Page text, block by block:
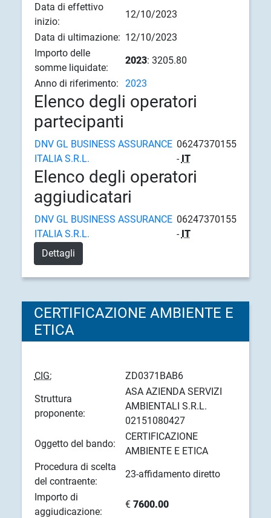
Data di effettivo
inizio:
12/10/2023
Data di ultimazione: 12/10/2023
Importo delle
somme liquidate:
2023: 3205.80
Anno di riferimento:
2023
Elenco degli operatori
partecipanti
DNV GL BUSINESS ASSURANCE
ITALIA S.R.L.
06247370155
- IT
Elenco degli operatori
aggiudicatari
DNV GL BUSINESS ASSURANCE
ITALIA S.R.L.
06247370155
- IT
Dettagli
CERTIFICAZIONE AMBIENTE E
ETICA
CIG:
ZD0371BAB6
Struttura
proponente:
ASA AZIENDA SERVIZI
AMBIENTALI S.R.L.
02151080427
Oggetto del bando:
CERTIFICAZIONE
AMBIENTE E ETICA
Procedura di scelta
del contraente:
23-affidamento diretto
Importo di
aggiudicazione:
€ 7600.00